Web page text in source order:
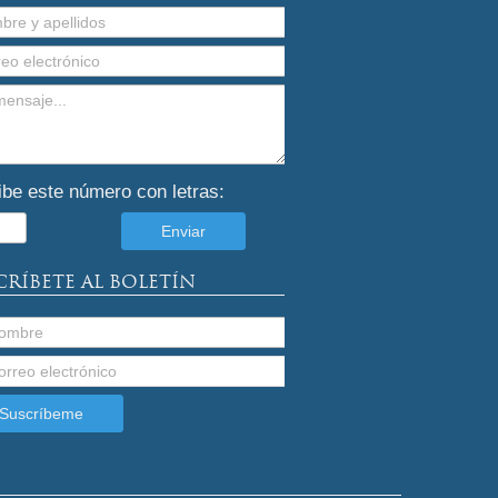
este número con letras:
AL BOLETÍN